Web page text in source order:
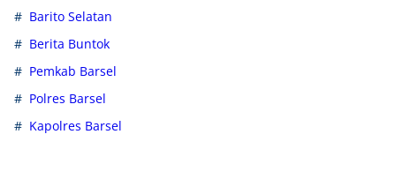
Barito Selatan
Berita Buntok
Pemkab Barsel
Polres Barsel
Kapolres Barsel